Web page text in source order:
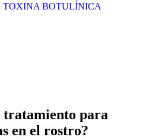
TOXINA BOTULÍNICA
tratamiento para
en el rostro?